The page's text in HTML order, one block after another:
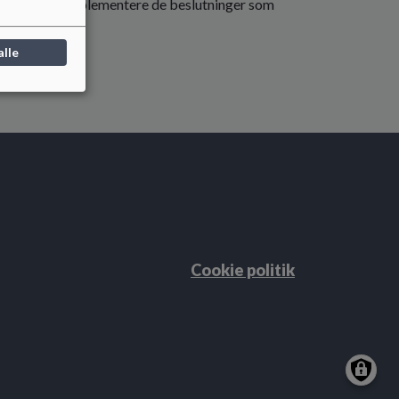
og implementere de beslutninger som
Cookie politik